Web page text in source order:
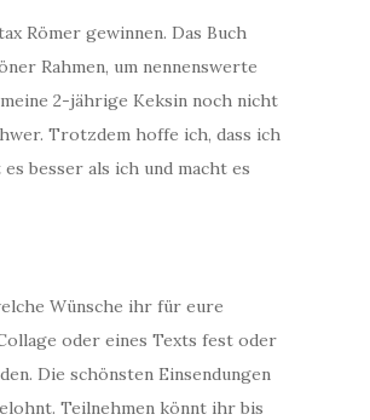
Römer gewinnen. Das Buch
Rahmen, um nennenswerte
2-jährige Keksin noch nicht
Trotzdem hoffe ich, dass ich
besser als ich und macht es
Wünsche ihr für eure
oder eines Texts fest oder
Die schönsten Einsendungen
Teilnehmen könnt ihr bis